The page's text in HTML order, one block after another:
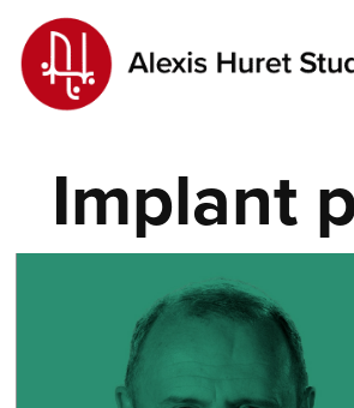
Implant